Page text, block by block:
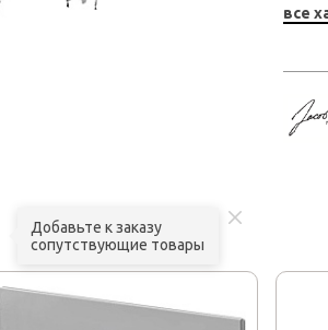
все
Добавьте к заказу
сопутствующие товары